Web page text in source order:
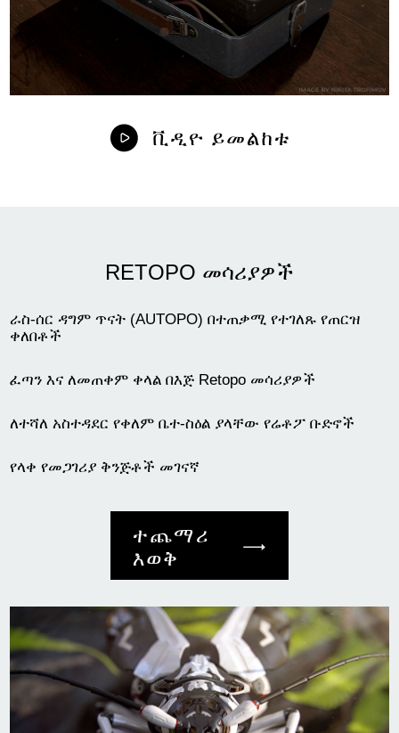
ቪዲዮ ይመልከቱ
RETOPO መሳሪያዎች
ራስ-ሰር ዳግም ጥናት (AUTOPO) በተጠቃሚ የተገለጹ የጠርዝ
ቀለበቶች
ፈጣን እና ለመጠቀም ቀላል በእጅ Retopo መሳሪያዎች
ለተሻለ አስተዳደር የቀለም ቤተ-ስዕል ያላቸው የሬቶፖ ቡድኖች
የላቀ የመጋገሪያ ቅንጅቶች መገናኛ
ተጨማሪ
እወቅ